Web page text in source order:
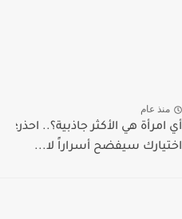
منذ عام
أي امرأة هي الأكثر جاذبية؟.. احذر؛
اختيارك سيفضح أسراراً لا...